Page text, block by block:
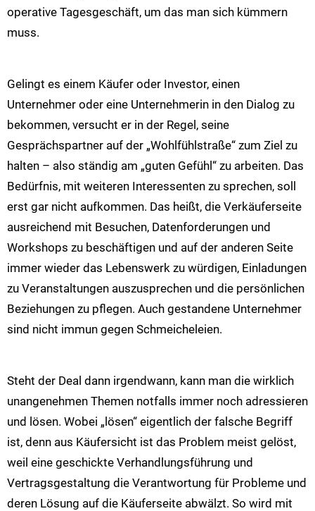
operative Tagesgeschäft, um das man sich kümmern
muss.
Gelingt es einem Käufer oder Investor, einen
Unternehmer oder eine Unternehmerin in den Dialog zu
bekommen, versucht er in der Regel, seine
Gesprächspartner auf der „Wohlfühlstraße“ zum Ziel zu
halten – also ständig am „guten Gefühl“ zu arbeiten. Das
Bedürfnis, mit weiteren Interessenten zu sprechen, soll
erst gar nicht aufkommen. Das heißt, die Verkäuferseite
ausreichend mit Besuchen, Datenforderungen und
Workshops zu beschäftigen und auf der anderen Seite
immer wieder das Lebenswerk zu würdigen, Einladungen
zu Veranstaltungen auszusprechen und die persönlichen
Beziehungen zu pflegen. Auch gestandene Unternehmer
sind nicht immun gegen Schmeicheleien.
Steht der Deal dann irgendwann, kann man die wirklich
unangenehmen Themen notfalls immer noch adressieren
und lösen. Wobei „lösen“ eigentlich der falsche Begriff
ist, denn aus Käufersicht ist das Problem meist gelöst,
weil eine geschickte Verhandlungsführung und
Vertragsgestaltung die Verantwortung für Probleme und
deren Lösung auf die Käuferseite abwälzt. So wird mit